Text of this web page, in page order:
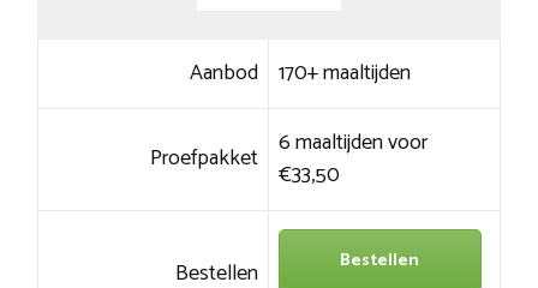
Aanbod 170+ maaltijden
Proefpakket 6 maaltijden voor
€33,50
Bestellen Bestellen